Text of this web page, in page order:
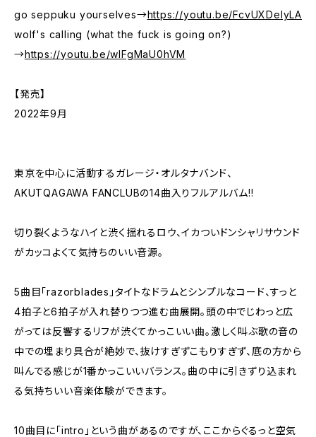
go seppuku yourselves→https://youtu.be/FcvUXDeIyLA
wolf's calling (what the fuck is going on?)
→https://youtu.be/wIFgMaU0hVM
【発売】
2022年9月
東京を中心に活動するガレージ・オルタナバンド、
AKUTQAGAWA FANCLUBの14曲入りフルアルバム!!
切り裂くようなハイと渋く揺れるロウ、イカついドンシャリサウンド
がカッコよくて気持ちのいい音源。
5曲目「razorblades」タイトなドラムとシンプルなコード、すっと
4拍子と6拍子が入れ替りつつ進む曲展開。頭の中でじわっと広
がっては反響するリフが渋くてかっこいい曲。激しく叫ぶ歌の音の
中での埋まり具合が絶妙で、抜けすぎずこもりすぎず、底の方から
叫んでる感じが1番かっこいいバランス。曲の中に引きずり込まれ
る気持ちいい音楽体験ができます。
10曲目に「intro」という曲があるのですが、ここからぐるっと空気